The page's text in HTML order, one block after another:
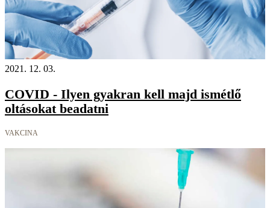
2021. 12. 03.
COVID - Ilyen gyakran kell majd ismétlő
oltásokat beadatni
VAKCINA